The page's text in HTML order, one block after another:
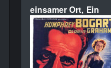
einsamer Ort, Ein